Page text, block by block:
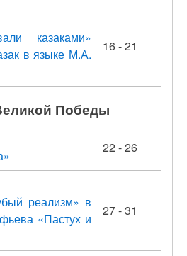
казаками»
в языке М.А.
16 - 21
Победы
22 - 26
реализм» в
«Пастух и
27 - 31